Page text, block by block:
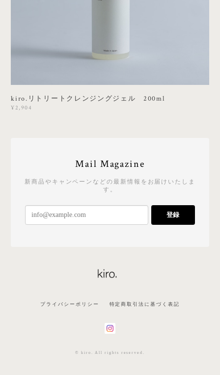
kiro.リトリートクレンジングジェル 200ml
¥2,904
Mail Magazine
新商品やキャンペーンなどの最新情報をお届けいたしま
す。
登録
プライバシーポリシー 特定商取引法に基づく表記
© kiro. All rights reserved.